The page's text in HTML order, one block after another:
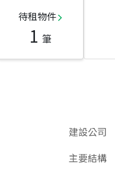
待租物件
1 筆
建設公司
主要結構